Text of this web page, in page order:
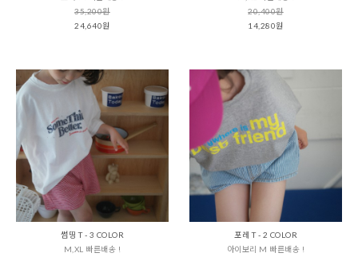
35,200원
24,640원
20,400원
14,280원
썸띵 T - 3 COLOR
M,XL 빠른배송 !
포레 T - 2 COLOR
아이보리 M 빠른배송 !